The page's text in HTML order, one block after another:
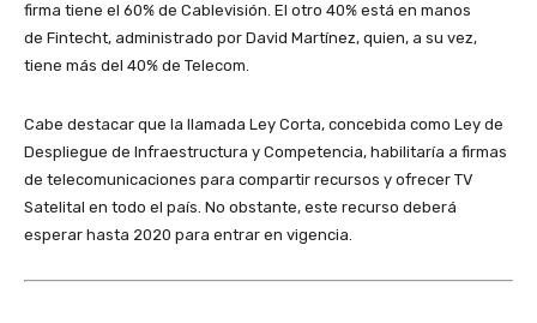
firma tiene el 60% de Cablevisión. El otro 40% está en manos
de Fintecht, administrado por David Martínez, quien, a su vez,
tiene más del 40% de Telecom.
Cabe destacar que la llamada Ley Corta, concebida como Ley de
Despliegue de Infraestructura y Competencia, habilitaría a firmas
de telecomunicaciones para compartir recursos y ofrecer TV
Satelital en todo el país. No obstante, este recurso deberá
esperar hasta 2020 para entrar en vigencia.